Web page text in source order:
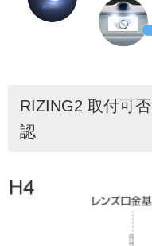
RIZING2 取付可否
認